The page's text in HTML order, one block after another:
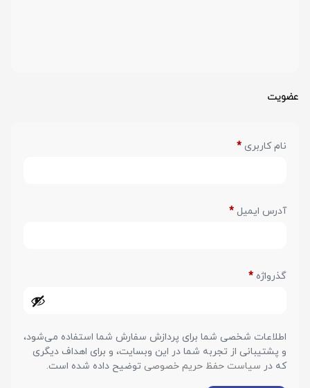
عضویت
نام کاربری *
آدرس ایمیل *
گذرواژه *
اطلاعات شخصی شما برای پردازش سفارش شما استفاده می‌شود،
و پشتیبانی از تجربه شما در این وبسایت، و برای اهداف دیگری
که در سیاست حفظ حریم خصوصی توضیح داده شده است.